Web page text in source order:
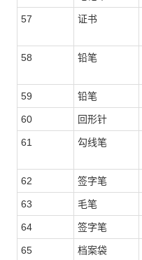
57 证书
58 铅笔
59 铅笔
60 回形针
61 勾线笔
62 签字笔
63 毛笔
64 签字笔
65 档案袋